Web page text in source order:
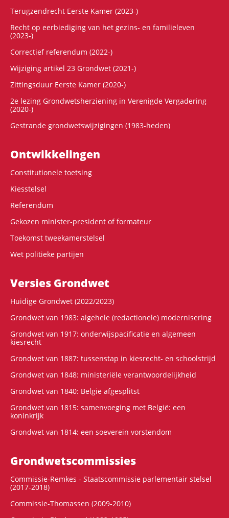
Terugzendrecht Eerste Kamer (2023-)
Recht op eerbiediging van het gezins- en familieleven
(2023-)
Correctief referendum (2022-)
Wijziging artikel 23 Grondwet (2021-)
Zittingsduur Eerste Kamer (2020-)
2e lezing Grondwetsherziening in Verenigde Vergadering
(2020-)
Gestrande grondwetswijzigingen (1983-heden)
Ontwikke­lingen
Constitutionele toetsing
Kiesstelsel
Referendum
Gekozen minister-president of formateur
Toekomst tweekamerstelsel
Wet politieke partijen
Versies Grondwet
Huidige Grondwet (2022/2023)
Grondwet van 1983: algehele (redactionele) modernisering
Grondwet van 1917: onderwijspacificatie en algemeen
kiesrecht
Grondwet van 1887: tussenstap in kiesrecht- en schoolstrijd
Grondwet van 1848: ministeriële verantwoordelijkheid
Grondwet van 1840: België afgesplitst
Grondwet van 1815: samenvoeging met België: een
koninkrijk
Grondwet van 1814: een soeverein vorstendom
Grondwets­commissies
Commissie-Remkes - Staatscommissie parlementair stelsel
(2017-2018)
Commissie-Thomassen (2009-2010)